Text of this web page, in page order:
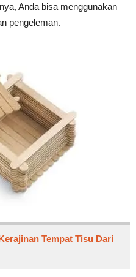
Anda bisa menggunakan
pengeleman.
Tempat Tisu Dari